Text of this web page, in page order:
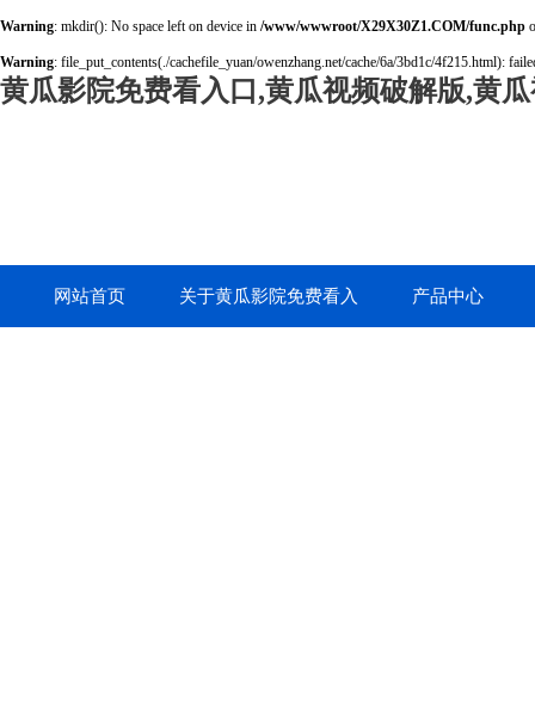
Warning: mkdir(): No space left on device in /www/wwwroot/X29X30Z1.COM/func.php
Warning: file_put_contents(./cachefile_yuan/owenzhang.net/cache/6a/3bd1c/4f215.html):
黄瓜影院免费看入口,黄瓜视频破解版,黄
网站首页 关于黄瓜影院免费看入 产品中心